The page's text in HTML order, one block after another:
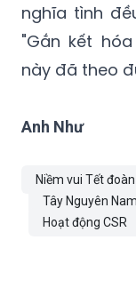
nghĩa tình
"Gắn kết
này đã theo
Anh Như
Niềm vui Tết
Tây Nguyên
Hoạt động CSR